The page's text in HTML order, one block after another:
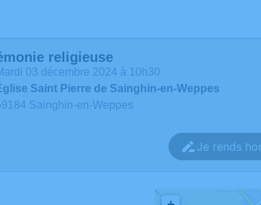
religieuse
mardi 03 décembre 2024 à 10h30
Saint Pierre de Sainghin-en-Weppes
Sainghin-en-Weppes
Je rends